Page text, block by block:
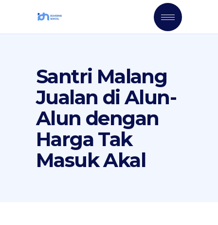
Santri Malang
Jualan di Alun-
Alun dengan
Harga Tak
Masuk Akal